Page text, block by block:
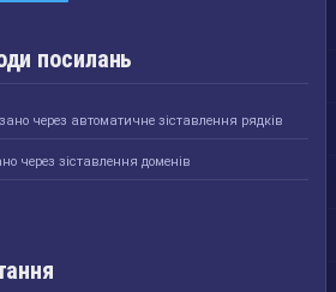
посилань
через автоматичне зіставлення рядків
через зіставлення доменів